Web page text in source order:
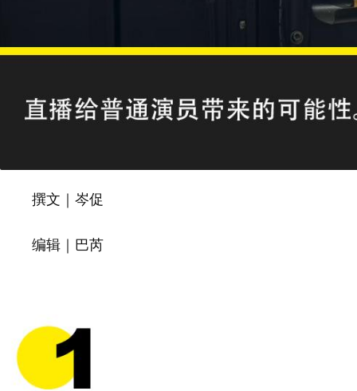
撰文｜ 岑促
编辑｜ 巴芮